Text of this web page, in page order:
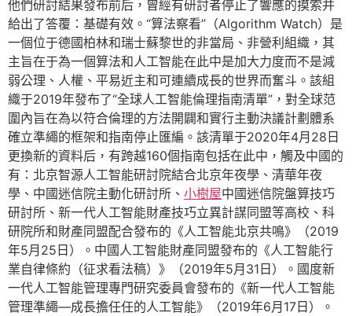
他們研討結果發布前后，曾經有研討者停止了響應的摸索并
給出了答覆：基礎有效。“算法察看”（Algorithm Watch）是
一個位于德國柏林和瑞士蘇黎世的非當局、非營利組織，其
主旨在于為一個算法和人工智能在此中是加大力度而不是減
弱公理、人權、平易近主和可連續成長的世界而奮斗。該組
織于2019年發布了“全球人工智能倫理指南清單”，對全球范
圍內旨在為以符合倫理的方法開闢和實行主動決議計劃體系
確立準繩的框架和指南停止匯編。該清單于2020年4月28日
更換新的資料后，有跨越160個指南包括在此中，觸及中國的
有：北京智源人工智能研討院結合北京年夜學、清華年夜
學、中國迷信院主動化研討所、 小樹屋中國迷信院盤算技巧
研討所、新一代人工智能財產技巧立異計謀同盟等高校、科
研院所和財產同盟配合發布的《人工智能北京共鳴》（2019
年5月25日）。中國人工智能財產同盟發布的《人工智能行
業自律條約（征求看法稿）》（2019年5月31日）。國度新
一代人工智能管理專門研究委員會發布的《新一代人工智能
管理準繩—成長擔任任的人工智能》（2019年6月17日）。